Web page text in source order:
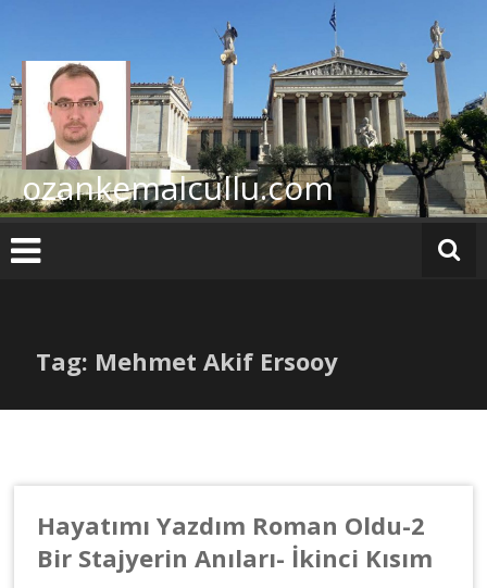
ozankemalcullu.com
Tag: Mehmet Akif Ersooy
Hayatımı Yazdım Roman Oldu-2
Bir Stajyerin Anıları- İkinci Kısım